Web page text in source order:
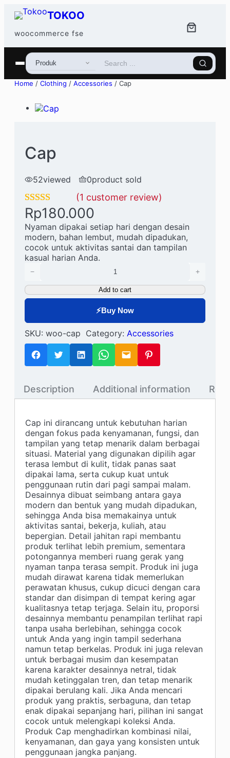
Skip to content
TOKOO
woocommerce fse
Home / Clothing / Accessories / Cap
Cap
52viewed 0product sold
Rated 5.00
out of 5
based on
1
customer
rating
(1 customer review)
Rp180.000
Nyaman dipakai setiap hari dengan desain
modern, bahan lembut, mudah dipadukan,
cocok untuk aktivitas santai dan tampilan
kasual harian Anda.
− +
Add to cart
⚡Buy Now
SKU: woo-cap Category: Accessories
Description Additional information
Cap ini dirancang untuk kebutuhan harian
dengan fokus pada kenyamanan, fungsi, dan
tampilan yang tetap menarik dalam berbagai
situasi. Material yang digunakan dipilih agar
terasa lembut di kulit, tidak panas saat
dipakai lama, serta cukup kuat untuk
penggunaan rutin dari pagi sampai malam.
Desainnya dibuat seimbang antara gaya
modern dan bentuk yang mudah dipadukan,
sehingga Anda bisa memakainya untuk
aktivitas santai, bekerja, kuliah, atau
bepergian. Detail jahitan rapi membantu
produk terlihat lebih premium, sementara
potongannya memberi ruang gerak yang
nyaman tanpa terasa sempit. Produk ini juga
mudah dirawat karena tidak memerlukan
perawatan khusus, cukup dicuci dengan cara
standar dan disimpan di tempat kering agar
kualitasnya tetap terjaga. Selain itu, proporsi
desainnya membantu penampilan terlihat rapi
tanpa usaha berlebihan, sehingga cocok
untuk Anda yang ingin tampil sederhana
namun tetap berkelas. Produk ini juga relevan
untuk berbagai musim dan kesempatan
karena karakter desainnya netral, tidak
mudah ketinggalan tren, dan tetap menarik
dipakai berulang kali. Jika Anda mencari
produk yang praktis, serbaguna, dan tetap
enak dipakai sepanjang hari, pilihan ini sangat
cocok untuk melengkapi koleksi Anda.
Produk Cap menghadirkan kombinasi nilai,
kenyamanan, dan gaya yang konsisten untuk
penggunaan jangka panjang.